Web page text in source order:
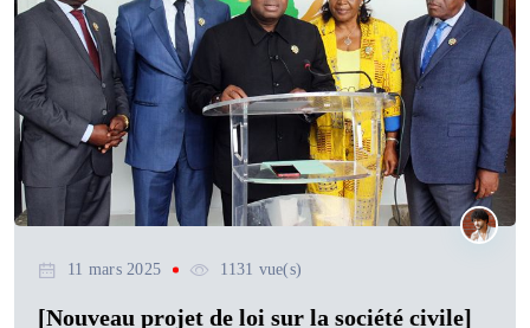
11 mars 2025 1131 vue(s)
[Nouveau projet de loi sur la société civile]